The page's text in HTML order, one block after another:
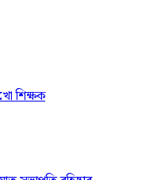
শিক্ষক